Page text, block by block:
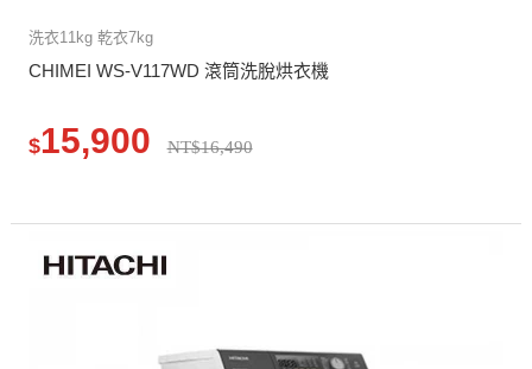
洗衣11kg 乾衣7kg
CHIMEI WS-V117WD 滾筒洗脫烘衣機
$15,900 NT$16,490